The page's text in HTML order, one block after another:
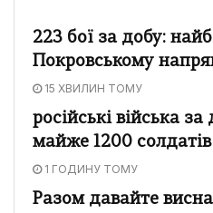
223 бої за добу:
Покровському
15 ХВИЛИН ТОМУ
російські війська
майже 1200
1 ГОДИНУ ТОМУ
Разом давайте